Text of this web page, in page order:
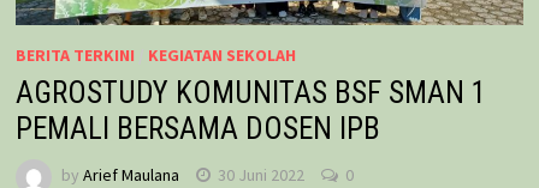
BERITA TERKINI KEGIATAN SEKOLAH
AGROSTUDY KOMUNITAS BSF SMAN 1
PEMALI BERSAMA DOSEN IPB
by Arief Maulana 30 Juni 2022 0